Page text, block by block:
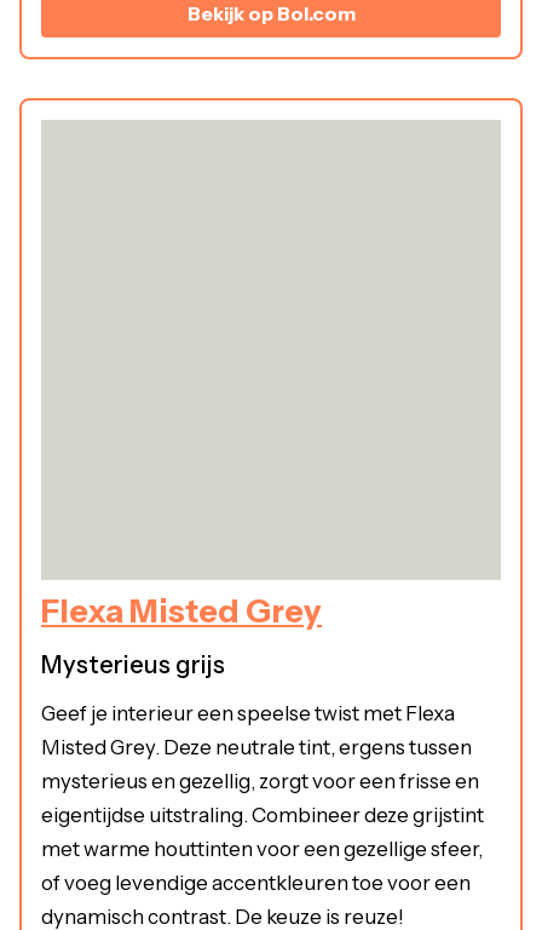
Bekijk op Bol.com
Flexa Misted Grey
Mysterieus grijs
Geef je interieur een speelse twist met Flexa
Misted Grey. Deze neutrale tint, ergens tussen
mysterieus en gezellig, zorgt voor een frisse en
eigentijdse uitstraling. Combineer deze grijstint
met warme houttinten voor een gezellige sfeer,
of voeg levendige accentkleuren toe voor een
dynamisch contrast. De keuze is reuze!